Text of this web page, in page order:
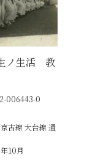
ノ生活 教
006443-0
古線 大台線 通
10月